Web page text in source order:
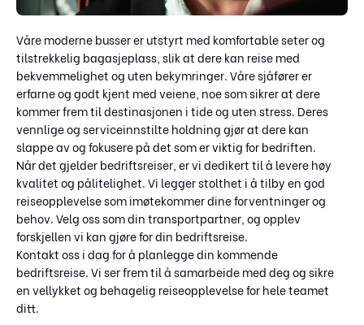
Våre moderne busser er utstyrt med komfortable seter og
tilstrekkelig bagasjeplass, slik at dere kan reise med
bekvemmelighet og uten bekymringer. Våre sjåfører er
erfarne og godt kjent med veiene, noe som sikrer at dere
kommer frem til destinasjonen i tide og uten stress. Deres
vennlige og serviceinnstilte holdning gjør at dere kan
slappe av og fokusere på det som er viktig for bedriften.
Når det gjelder bedriftsreiser, er vi dedikert til å levere høy
kvalitet og pålitelighet. Vi legger stolthet i å tilby en god
reiseopplevelse som imøtekommer dine forventninger og
behov. Velg oss som din transportpartner, og opplev
forskjellen vi kan gjøre for din bedriftsreise.
Kontakt oss i dag for å planlegge din kommende
bedriftsreise. Vi ser frem til å samarbeide med deg og sikre
en vellykket og behagelig reiseopplevelse for hele teamet
ditt.